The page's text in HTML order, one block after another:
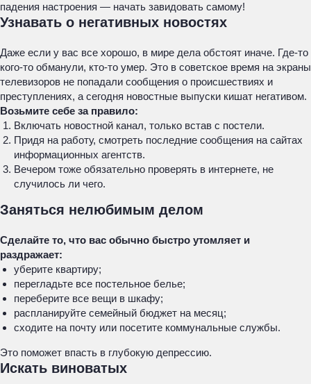
падения настроения — начать завидовать самому!
Узнавать о негативных новостях
Даже если у вас все хорошо, в мире дела обстоят иначе. Где-то
кого-то обманули, кто-то умер. Это в советское время на экраны
телевизоров не попадали сообщения о происшествиях и
преступлениях, а сегодня новостные выпуски кишат негативом.
Возьмите себе за правило:
Включать новостной канал, только встав с постели.
Придя на работу, смотреть последние сообщения на сайтах
информационных агентств.
Вечером тоже обязательно проверять в интернете, не
случилось ли чего.
Заняться нелюбимым делом
Сделайте то, что вас обычно быстро утомляет и
раздражает:
уберите квартиру;
перегладьте все постельное белье;
переберите все вещи в шкафу;
распланируйте семейный бюджет на месяц;
сходите на почту или посетите коммунальные службы.
Это поможет впасть в глубокую депрессию.
Искать виноватых